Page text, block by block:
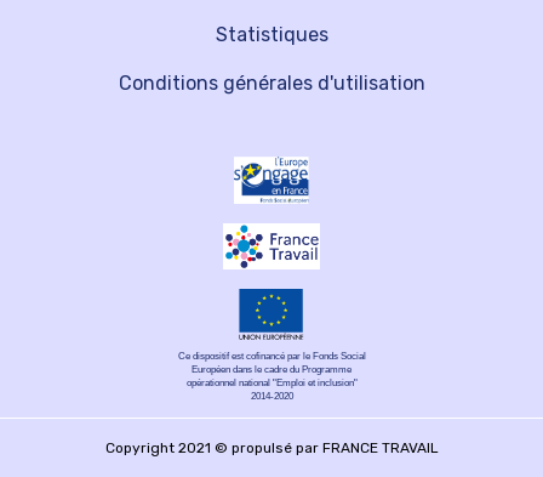
Statistiques
Conditions générales d'utilisation
Ce dispositif est cofinancé par le Fonds Social
Européen dans le cadre du Programme
opérationnel national "Emploi et inclusion"
2014-2020
Copyright 2021 © propulsé par FRANCE TRAVAIL